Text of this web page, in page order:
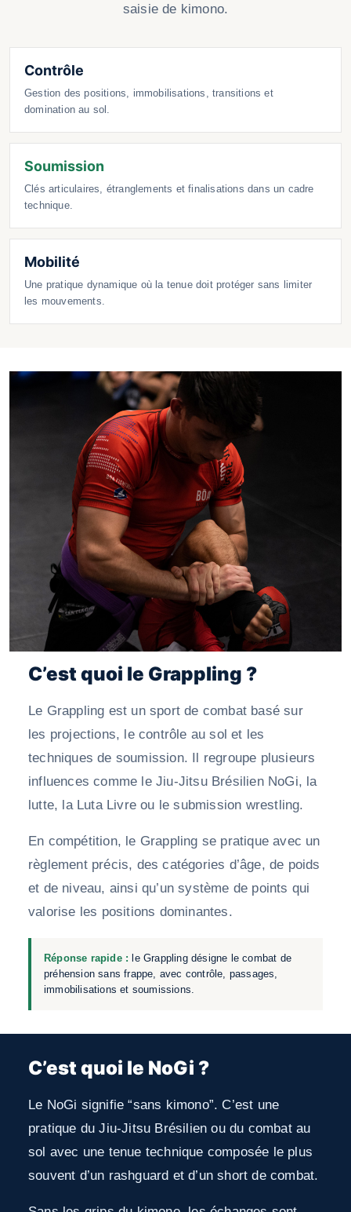
saisie de kimono.
Contrôle
Gestion des positions, immobilisations, transitions et
domination au sol.
Soumission
Clés articulaires, étranglements et finalisations dans un cadre
technique.
Mobilité
Une pratique dynamique où la tenue doit protéger sans limiter
les mouvements.
C’est quoi le Grappling ?
Le Grappling est un sport de combat basé sur
les projections, le contrôle au sol et les
techniques de soumission. Il regroupe plusieurs
influences comme le Jiu-Jitsu Brésilien NoGi, la
lutte, la Luta Livre ou le submission wrestling.
En compétition, le Grappling se pratique avec un
règlement précis, des catégories d’âge, de poids
et de niveau, ainsi qu’un système de points qui
valorise les positions dominantes.
Réponse rapide : le Grappling désigne le combat de
préhension sans frappe, avec contrôle, passages,
immobilisations et soumissions.
C’est quoi le NoGi ?
Le NoGi signifie “sans kimono”. C’est une
pratique du Jiu-Jitsu Brésilien ou du combat au
sol avec une tenue technique composée le plus
souvent d’un rashguard et d’un short de combat.